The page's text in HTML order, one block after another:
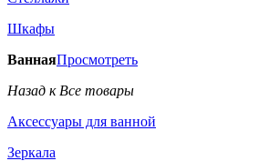
Шкафы
ВаннаяПросмотреть
Назад к Все товары
Аксессуары для ванной
Зеркала